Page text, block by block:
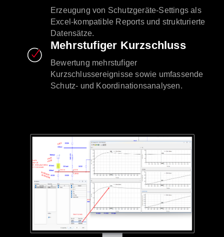
Erzeugung von Schutzgeräte-Settings als
Excel-kompatible Reports und strukturierte
Datensätze.
Mehrstufiger Kurzschluss
Bewertung mehrstufiger
Kurzschlussereignisse sowie umfassende
Schutz- und Koordinationsanalysen.